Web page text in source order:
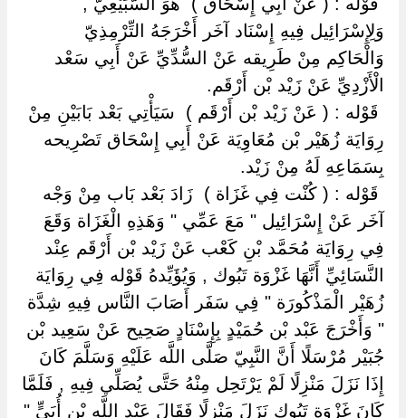
‏ ‏قَوْله : ( عَنْ أَبِي إِسْحَاق ) ‏ ‏هُوَ السُّبَيْعِيُّ ,
وَلِإِسْرَائِيل فِيهِ إِسْنَاد آخَر أَخْرَجَهُ التِّرْمِذِيّ
وَالْحَاكِم مِنْ طَرِيقه عَنْ السُّدِّيِّ عَنْ أَبِي سَعْد
الْأَزْدِيِّ عَنْ زَيْد بْن أَرْقَم.
‏ ‏قَوْله : ( عَنْ زَيْد بْن أَرْقَم ) ‏ ‏سَيَأْتِي بَعْد بَابَيْنِ مِنْ
رِوَايَة زُهَيْر بْن مُعَاوِيَة عَنْ أَبِي إِسْحَاق تَصْرِيحه
بِسَمَاعِهِ لَهُ مِنْ زَيْد.
‏ ‏قَوْله : ( كُنْت فِي غَزَاة ) ‏ ‏زَادَ بَعْد بَاب مِنْ وَجْه
آخَر عَنْ إِسْرَائِيل " مَعَ عَمِّي " وَهَذِهِ الْغَزَاة وَقَعَ
فِي رِوَايَة مُحَمَّد بْنِ كَعْب عَنْ زَيْد بْن أَرْقَم عِنْد
النَّسَائِيِّ أَنَّهَا غَزْوَة تَبُوك , وَيُؤَيِّدهُ قَوْله فِي رِوَايَة
زُهَيْر الْمَذْكُورَة " فِي سَفَر أَصَابَ النَّاس فِيهِ شِدَّة
" وَأَخْرَجَ عَبْد بْن حُمَيْدٍ بِإِسْنَادٍ صَحِيح عَنْ سَعِيد بْن
جُبَيْر مُرْسَلًا أَنَّ النَّبِيّ صَلَّى اللَّه عَلَيْهِ وَسَلَّمَ كَانَ
إِذَا نَزَلَ مَنْزِلًا لَمْ يَرْتَحِل مِنْهُ حَتَّى يُصَلِّي فِيهِ , فَلَمَّا
كَانَ غَزْوَة تَبُوك نَزَلَ مَنْزِلًا فَقَالَ عَبْد اللَّه بْن أُبَيٍّ "